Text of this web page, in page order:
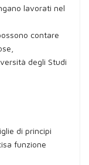
lavorati nel
contare
degli Studi
di principi
funzione